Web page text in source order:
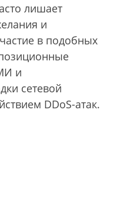
лишает
и
в подобных
и
сетевой
DDoS-атак.